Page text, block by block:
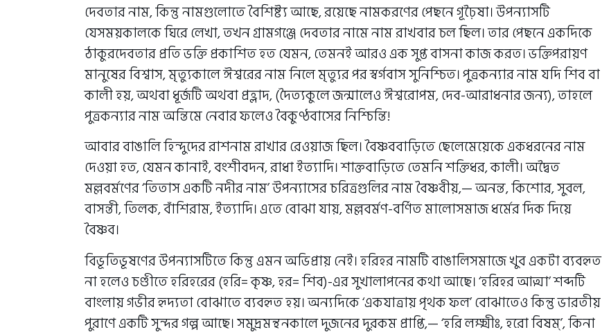
দেবতার নাম, কিন্তু নামগুলোতে বৈশিষ্ট্য আছে, রয়েছে নামকরণের পেছনে গূঢ়ৈষা। উপন‍্যাসটি
যেসময়কালকে ঘিরে লেখা, তখন গ্রামগঞ্জে দেবতার নামে নাম রাখবার চল ছিল। তার পেছনে একদিকে
ঠাকুরদেবতার প্রতি ভক্তি প্রকাশিত হত যেমন, তেমনই আরও এক সুপ্ত বাসনা কাজ করত। ভক্তিপরায়ণ
মানুষের বিশ্বাস, মৃত‍্যুকালে ঈশ্বরের নাম নিলে মৃত‍্যুর পর স্বর্গবাস সুনিশ্চিত। পুত্রকন‍্যার নাম যদি শিব বা
কালী হয়, অথবা ধূর্জটি অথবা প্রহ্লাদ, (দৈত‍্যকুলে জন্মালেও ঈশ্বরোপম, দেব-আরাধনার জন‍্য), তাহলে
পুত্রকন‍্যার নাম অন্তিমে নেবার ফলেও বৈকুণ্ঠবাসের নিশ্চিন্তি!
আবার বাঙালি হিন্দুদের রাশনাম রাখার রেওয়াজ ছিল। বৈষ্ণববাড়িতে ছেলেমেয়েকে একধরনের নাম
দেওয়া হত, যেমন কানাই, বংশীবদন, রাধা ইত‍্যাদি। শাক্তবাড়িতে তেমনি শক্তিধর, কালী। অদ্বৈত
মল্লবর্মণের ‘তিতাস একটি নদীর নাম’ উপন‍্যাসের চরিত্রগুলির নাম বৈষ্ণবীয়,— অনন্ত, কিশোর, সুবল,
বাসন্তী, তিলক, বাঁশিরাম, ইত‍্যাদি। এতে বোঝা যায়, মল্লবর্মণ-বর্ণিত মালোসমাজ ধর্মের দিক দিয়ে
বৈষ্ণব।
বিভূতিভূষণের উপন‍্যাসটিতে কিন্তু এমন অভিপ্রায় নেই। হরিহর নামটি বাঙালিসমাজে খুব একটা ব‍্যবহৃত
না হলেও চণ্ডীতে হরিহরের (হরি= কৃষ্ণ, হর= শিব)-এর সুখালাপনের কথা আছে। ‘হরিহর আত্মা’ শব্দটি
বাংলায় গভীর হৃদ‍্যতা বোঝাতে ব‍্যবহৃত হয়। অন‍্যদিকে ‘একযাত্রায় পৃথক ফল’ বোঝাতেও কিন্তু ভারতীয়
পুরাণে একটি সুন্দর গল্প আছে। সমুদ্রমন্থনকালে দুজনের দুরকম প্রাপ্তি,— ‘হরি লক্ষ্মীঃ, হরো বিষম্’, কিনা